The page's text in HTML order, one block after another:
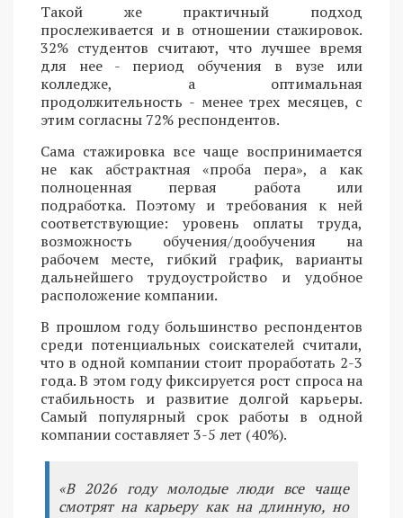
Такой же практичный подход
прослеживается и в отношении стажировок.
32% студентов считают, что лучшее время
для нее - период обучения в вузе или
колледже, а оптимальная
продолжительность - менее трех месяцев, с
этим согласны 72% респондентов.
Сама стажировка все чаще воспринимается
не как абстрактная «проба пера», а как
полноценная первая работа или
подработка. Поэтому и требования к ней
соответствующие: уровень оплаты труда,
возможность обучения/дообучения на
рабочем месте, гибкий график, варианты
дальнейшего трудоустройство и удобное
расположение компании.
В прошлом году большинство респондентов
среди потенциальных соискателей считали,
что в одной компании стоит проработать 2-3
года. В этом году фиксируется рост спроса на
стабильность и развитие долгой карьеры.
Самый популярный срок работы в одной
компании составляет 3-5 лет (40%).
«В 2026 году молодые люди все чаще
смотрят на карьеру как на длинную, но